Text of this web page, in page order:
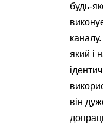
будь-
який і
він